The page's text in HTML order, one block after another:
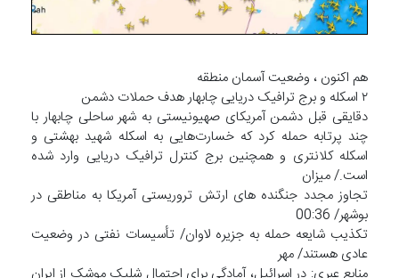
هم اکنون ، وضعیت آسمان منطقه
۲ اسکله و برج ترافیک دریایی چابهار هدف حملات دشمن
دقایقی قبل دشمن آمریکای صهیونیستی به شهر ساحلی چابهار با
چند پرتابه حمله کرد که خسارت‌هایی به اسکله شهید بهشتی و
اسکله کلانتری و همچنین برج کنترل ترافیک دریایی وارد شده
است./ میزان
تجاوز مجدد جنگنده های ارتش تروریستی آمریکا به مناطقی در
بوشهر/ 00:36
تکذیب شایعه حمله به جزیره لاوان/ تأسیسات نفتی در وضعیت
عادی هستند/ مهر